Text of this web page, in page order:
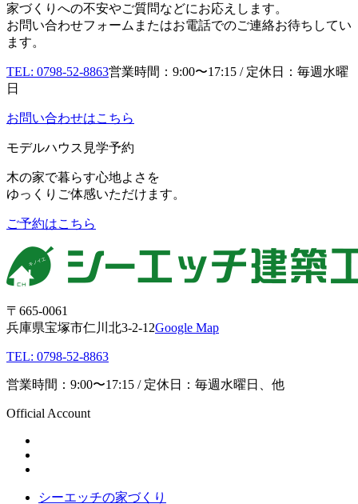
家づくりへの不安やご質問などにお応えします。
お問い合わせフォームまたはお電話でのご連絡お待ちしてい
ます。
TEL: 0798-52-8863営業時間：9:00〜17:15 / 定休日：毎週水曜
日
お問い合わせはこちら
モデルハウス見学予約
木の家で暮らす心地よさを
ゆっくりご体感いただけます。
ご予約はこちら
〒665-0061
兵庫県宝塚市仁川北3-2-12Google Map
TEL: 0798-52-8863
営業時間：9:00〜17:15 / 定休日：毎週水曜日、他
Official Account
シーエッチの家づくり